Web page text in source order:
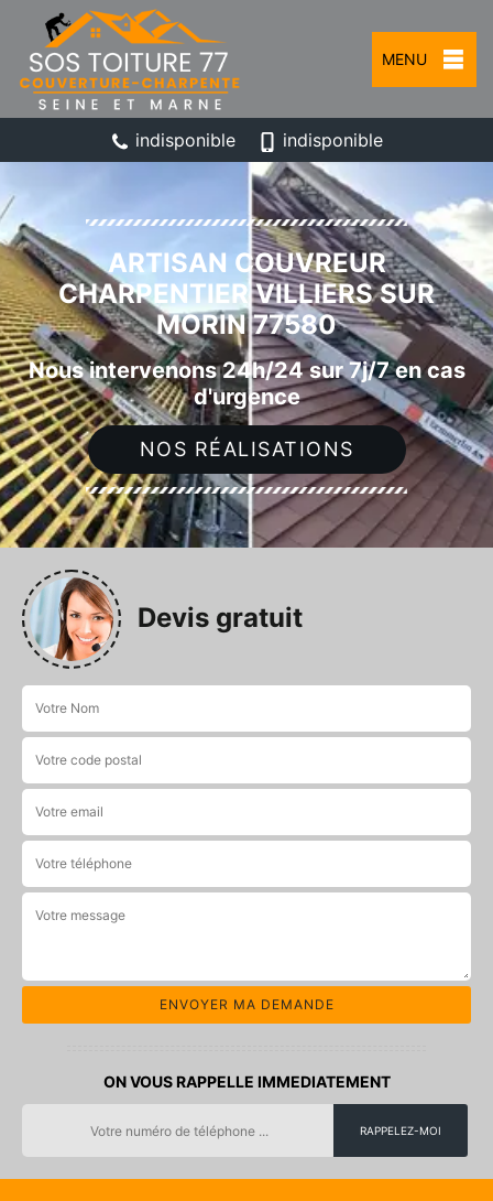
MENU
indisponible indisponible
ARTISAN COUVREUR
CHARPENTIER VILLIERS SUR
MORIN 77580
Nous intervenons 24h/24 sur 7j/7 en cas
d'urgence
NOS RÉALISATIONS
Devis gratuit
ON VOUS RAPPELLE IMMEDIATEMENT